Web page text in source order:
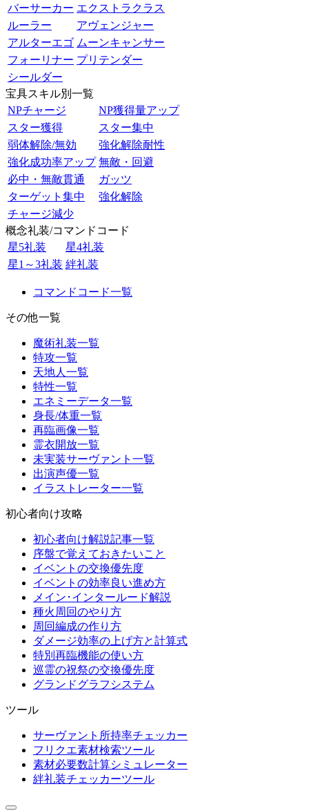
バーサーカー エクストラクラス
ルーラー
アヴェンジャー
アルターエゴ ムーンキャンサー
フォーリナー プリテンダー
シールダー
宝具スキル別一覧
NPチャージ
NP獲得量アップ
スター獲得
スター集中
弱体解除/無効
強化解除耐性
強化成功率アップ 無敵・回避
必中・無敵貫通
ガッツ
ターゲット集中
強化解除
チャージ減少
概念礼装/コマンドコード
星5礼装
星4礼装
星1～3礼装 絆礼装
コマンドコード一覧
その他一覧
魔術礼装一覧
特攻一覧
天地人一覧
特性一覧
エネミーデータ一覧
身長/体重一覧
再臨画像一覧
霊衣開放一覧
未実装サーヴァント一覧
出演声優一覧
イラストレーター一覧
初心者向け攻略
初心者向け解説記事一覧
序盤で覚えておきたいこと
イベントの交換優先度
イベントの効率良い進め方
メイン･インタールード解説
種火周回のやり方
周回編成の作り方
ダメージ効率の上げ方と計算式
特別再臨機能の使い方
巡霊の祝祭の交換優先度
グランドグラフシステム
ツール
サーヴァント所持率チェッカー
フリクエ素材検索ツール
素材必要数計算シミュレーター
絆礼装チェッカーツール